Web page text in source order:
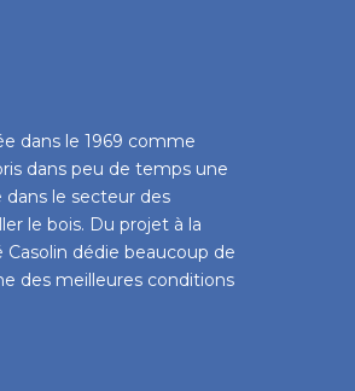
dans le 1969 comme
dans peu de temps une
le secteur des
le bois. Du projet à la
dédie beaucoup de
des meilleures conditions